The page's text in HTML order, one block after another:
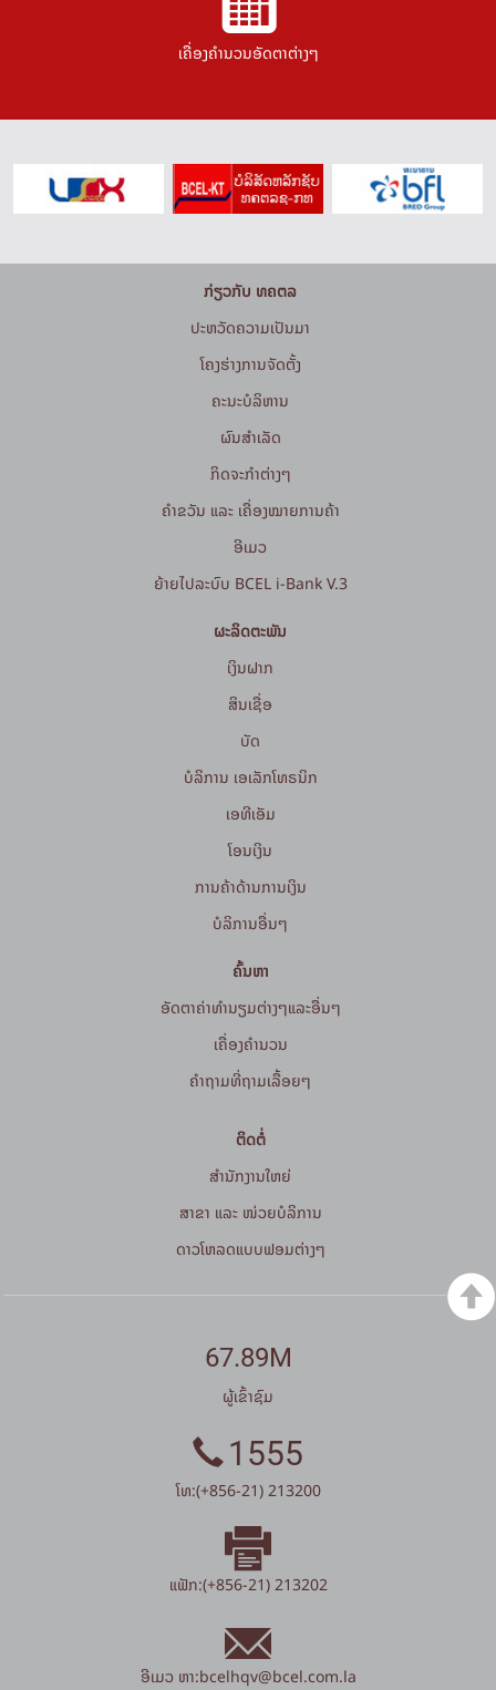
ເຄື່ອງຄຳນວນອັດຕາຕ່າງໆ
ກ່ຽວກັບ ທຄຕລ
ປະຫວັດຄວາມເປັນມາ
ໂຄງຮ່າງການຈັດຕັ້ງ
ຄະນະບໍລິຫານ
ຜົນສຳເລັດ
ກິດຈະກໍາຕ່າງໆ
ຄຳຂວັນ ແລະ ເຄື່ອງໝາຍການຄ້າ
ອີເມວ
ຍ້າຍໄປລະບົບ BCEL i-Bank V.3
ຜະລິດຕະພັນ
ເງິນຝາກ
ສິນເຊື່ອ
ບັດ
ບໍລິການ ເອເລັກໂທຣນິກ
ເອທີເອັມ
ໂອນເງິນ
ການຄ້າດ້ານການເງິນ
ບໍລິການອື່ນໆ
ຄົ້ນຫາ
ອັດຕາຄ່າທຳນຽມຕ່າງໆແລະອື່ນໆ
ເຄື່ອງຄຳນວນ
ຄໍາຖາມທີ່ຖາມເລື້ອຍໆ
ຕິດຕໍ່
ສໍານັກງານໃຫຍ່
ສາຂາ ແລະ ໜ່ວຍບໍລິການ
ດາວໂຫລດແບບຟອມຕ່າງໆ
67.89M
ຜູ້ເຂົ້າຊົມ
1555
ໂທ:(+856-21) 213200
ແຟັກ:(+856-21) 213202
ອີເມວ ຫາ:bcelhqv@bcel.com.la